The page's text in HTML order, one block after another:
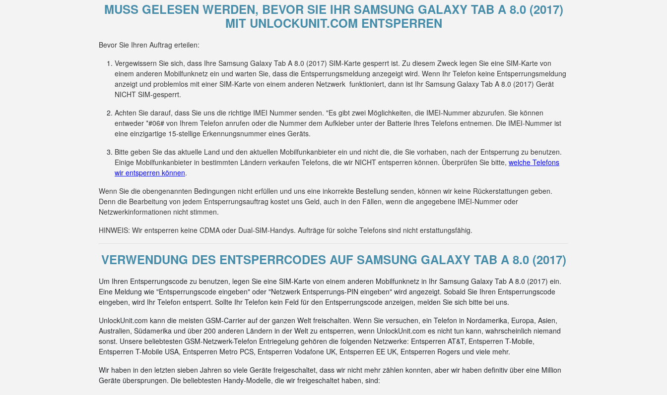
MUSS GELESEN WERDEN, BEVOR SIE IHR SAMSUNG GALAXY TAB A 8.0 (2017)
MIT UNLOCKUNIT.COM ENTSPERREN
Bevor Sie Ihren Auftrag erteilen:
Vergewissern Sie sich, dass Ihre Samsung Galaxy Tab A 8.0 (2017) SIM-Karte gesperrt ist. Zu diesem Zweck legen Sie eine SIM-Karte von
einem anderen Mobilfunknetz ein und warten Sie, dass die Entsperrungsmeldung anzegeigt wird. Wenn Ihr Telefon keine Entsperrungsmeldung
anzeigt und problemlos mit einer SIM-Karte von einem anderen Netzwerk funktioniert, dann ist Ihr Samsung Galaxy Tab A 8.0 (2017) Gerät
NICHT SIM-gesperrt.
Achten Sie darauf, dass Sie uns die richtige IMEI Nummer senden. "Es gibt zwei Möglichkeiten, die IMEI-Nummer abzurufen. Sie können
entweder *#06# von Ihrem Telefon anrufen oder die Nummer dem Aufkleber unter der Batterie Ihres Telefons entnemen. Die IMEI-Nummer ist
eine einzigartige 15-stellige Erkennungsnummer eines Geräts.
Bitte geben Sie das aktuelle Land und den aktuellen Mobilfunkanbieter ein und nicht die, die Sie vorhaben, nach der Entsperrung zu benutzen.
Einige Mobilfunkanbieter in bestimmten Ländern verkaufen Telefons, die wir NICHT entsperren können. Überprüfen Sie bitte, welche Telefons
wir entsperren können.
Wenn Sie die obengenannten Bedingungen nicht erfüllen und uns eine inkorrekte Bestellung senden, können wir keine Rückerstattungen geben.
Denn die Bearbeitung von jedem Entsperrungsauftrag kostet uns Geld, auch in den Fällen, wenn die angegebene IMEI-Nummer oder
Netzwerkinformationen nicht stimmen.
HINWEIS: Wir entsperren keine CDMA oder Dual-SIM-Handys. Aufträge für solche Telefons sind nicht erstattungsfähig.
VERWENDUNG DES ENTSPERRCODES AUF SAMSUNG GALAXY TAB A 8.0 (2017)
Um Ihren Entsperrungscode zu benutzen, legen Sie eine SIM-Karte von einem anderen Mobilfunknetz in Ihr Samsung Galaxy Tab A 8.0 (2017) ein.
Eine Meldung wie "Entsperrungscode eingeben" oder "Netzwerk Entsperrungs-PIN eingeben" wird angezeigt. Sobald Sie Ihren Entsperrungscode
eingeben, wird Ihr Telefon entsperrt. Sollte Ihr Telefon kein Feld für den Entsperrungscode anzeigen, melden Sie sich bitte bei uns.
UnlockUnit.com kann die meisten GSM-Carrier auf der ganzen Welt freischalten. Wenn Sie versuchen, ein Telefon in Nordamerika, Europa, Asien,
Australien, Südamerika und über 200 anderen Ländern in der Welt zu entsperren, wenn UnlockUnit.com es nicht tun kann, wahrscheinlich niemand
sonst. Unsere beliebtesten GSM-Netzwerk-Telefon Entriegelung gehören die folgenden Netzwerke: Entsperren AT&T, Entsperren T-Mobile,
Entsperren T-Mobile USA, Entsperren Metro PCS, Entsperren Vodafone UK, Entsperren EE UK, Entsperren Rogers und viele mehr.
Wir haben in den letzten sieben Jahren so viele Geräte freigeschaltet, dass wir nicht mehr zählen konnten, aber wir haben definitiv über eine Million
Geräte übersprungen. Die beliebtesten Handy-Modelle, die wir freigeschaltet haben, sind: